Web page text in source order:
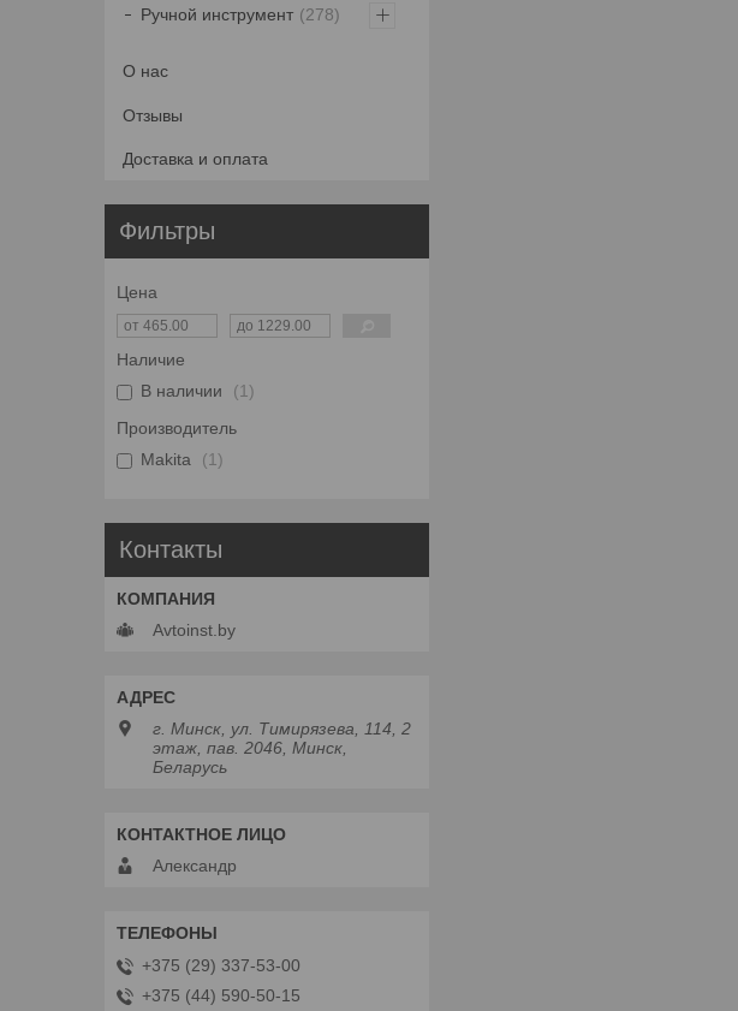
Ручной инструмент 278
О нас
Отзывы
Доставка и оплата
Фильтры
Цена
Наличие
В наличии
1
Производитель
Makita
1
Контакты
Avtoinst.by
г. Минск, ул. Тимирязева, 114, 2
этаж, пав. 2046, Минск,
Беларусь
Александр
+375 (29) 337-53-00
+375 (44) 590-50-15